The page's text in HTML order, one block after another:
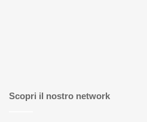
Scopri il nostro network